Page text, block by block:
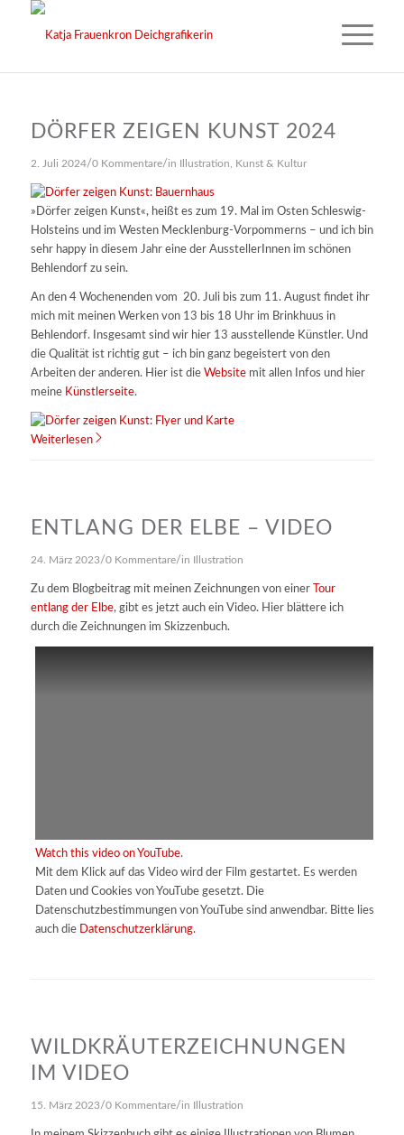
DÖRFER ZEIGEN KUNST 2024
2. Juli 2024/0 Kommentare/in Illustration Kunst & Kultur
»Dörfer zeigen Kunst«, heißt es zum 19. Mal im Osten Schleswig-
Holsteins und im Westen Mecklenburg-Vorpommerns – und ich bin
sehr happy in diesem Jahr eine der AusstellerInnen im schönen
Behlendorf zu sein.
An den 4 Wochenenden vom 20. Juli bis zum 11. August findet ihr
mich mit meinen Werken von 13 bis 18 Uhr im Brinkhuus in
Behlendorf. Insgesamt sind wir hier 13 ausstellende Künstler. Und
die Qualität ist richtig gut – ich bin ganz begeistert von den
Arbeiten der anderen. Hier ist die Websitemit allen Infos und hier
meine Künstlerseite.
Weiterlesen
ENTLANG DER ELBE – VIDEO
24. März 2023/0 Kommentare/in Illustration
Zu dem Blogbeitrag mit meinen Zeichnungen von einer
Tour
entlang der Elbe, gibt es jetzt auch ein Video. Hier blättere ich
durch die Zeichnungen im Skizzenbuch.
Watch this video on YouTube.
Mit dem Klick auf das Video wird der Film gestartet. Es werden
Daten und Cookies von YouTube gesetzt. Die
Datenschutzbestimmungen von YouTube sind anwendbar. Bitte lies
auch die Datenschutzerklärung.
WILDKRÄUTERZEICHNUNGEN
IM VIDEO
15. März 2023/0 Kommentare/in Illustration